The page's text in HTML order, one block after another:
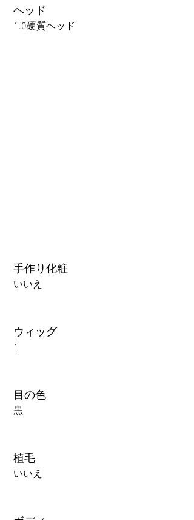
following webpage.
Beginner’s Purchase Guide
ヘッド
1.0硬質ヘッド
手作り化粧
いいえ
ウィッグ
1
目の色
黒
植毛
いいえ